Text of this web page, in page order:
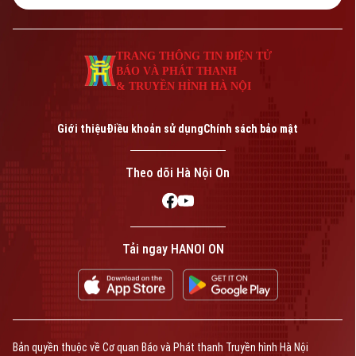
Quần vợt
Liên hệ đường dây nóng (bấm để gọi)
0865.116.699 (hotline)
Tòa soạn
0865.116.699
Bản quyền thuộc về Cơ quan Báo và Phát thanh Truyền hình Hà Nội Giấy
TRANG THÔNG TIN ĐIỆN TỬ
BÁO VÀ PHÁT THANH
& TRUYỀN HÌNH HÀ NỘI
Giới thiệuĐiều khoản sử dụngChính sách bảo mật
Theo dõi Hà Nội On
Tải ngay HANOI ON
Bản quyền thuộc về Cơ quan Báo và Phát thanh Truyền hình Hà Nội